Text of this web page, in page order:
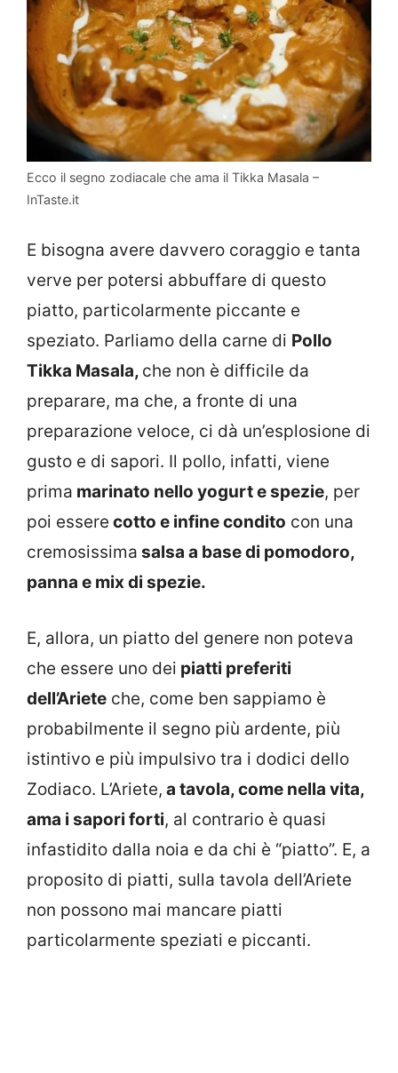
Ecco il segno zodiacale che ama il Tikka Masala –
InTaste.it
E bisogna avere davvero coraggio e tanta
verve per potersi abbuffare di questo
piatto, particolarmente piccante e
speziato. Parliamo della carne di Pollo
Tikka Masala, che non è difficile da
preparare, ma che, a fronte di una
preparazione veloce, ci dà un’esplosione di
gusto e di sapori. Il pollo, infatti, viene
prima marinato nello yogurt e spezie, per
poi essere cotto e infine condito con una
cremosissima salsa a base di pomodoro,
panna e mix di spezie.
E, allora, un piatto del genere non poteva
che essere uno dei piatti preferiti
dell’Ariete che, come ben sappiamo è
probabilmente il segno più ardente, più
istintivo e più impulsivo tra i dodici dello
Zodiaco. L’Ariete, a tavola, come nella vita,
ama i sapori forti, al contrario è quasi
infastidito dalla noia e da chi è “piatto”. E, a
proposito di piatti, sulla tavola dell’Ariete
non possono mai mancare piatti
particolarmente speziati e piccanti.